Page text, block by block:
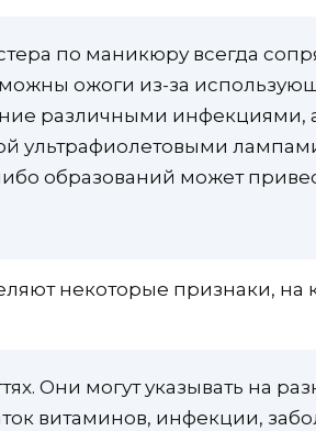
по маникюру всегда
ожоги из-за
различными инфекциями,
ультрафиолетовыми
образований может
некоторые признаки, на
Они могут указывать на
витаминов, инфекции,